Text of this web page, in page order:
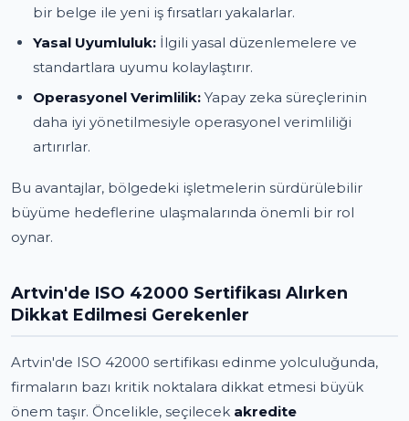
bir belge ile yeni iş fırsatları yakalarlar.
Yasal Uyumluluk: İlgili yasal düzenlemelere ve
standartlara uyumu kolaylaştırır.
Operasyonel Verimlilik: Yapay zeka süreçlerinin
daha iyi yönetilmesiyle operasyonel verimliliği
artırırlar.
Bu avantajlar, bölgedeki işletmelerin sürdürülebilir
büyüme hedeflerine ulaşmalarında önemli bir rol
oynar.
Artvin'de ISO 42000 Sertifikası Alırken
Dikkat Edilmesi Gerekenler
Artvin'de ISO 42000 sertifikası edinme yolculuğunda,
firmaların bazı kritik noktalara dikkat etmesi büyük
önem taşır. Öncelikle, seçilecek akredite